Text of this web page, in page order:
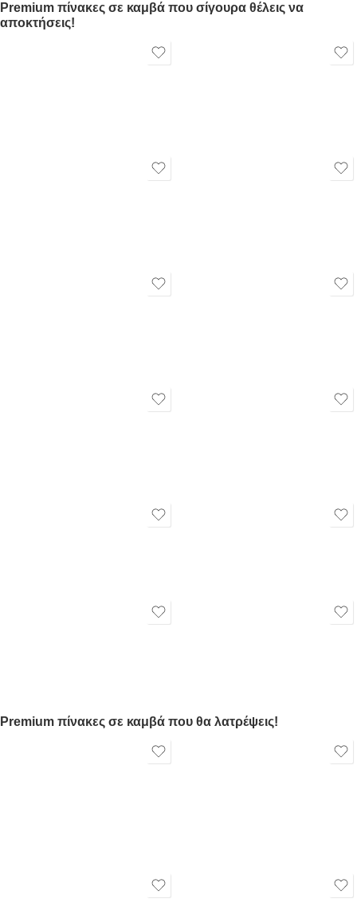
Premium πίνακες σε καμβά που σίγουρα θέλεις να
αποκτήσεις!
Premium πίνακες σε καμβά που θα λατρέψεις!